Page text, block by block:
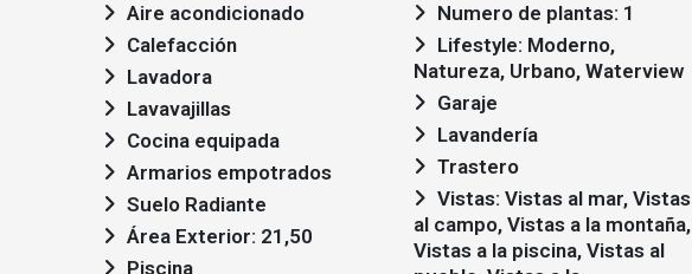
Aire acondicionado
Calefacción
Lavadora
Lavavajillas
Cocina equipada
Armarios empotrados
Suelo Radiante
Área Exterior: 21,50
Piscina
Numero de plantas: 1
Natureza, Urbano, Waterview
Garaje
Lavandería
Trastero
al campo, Vistas a la montaña,
Vistas a la piscina, Vistas al